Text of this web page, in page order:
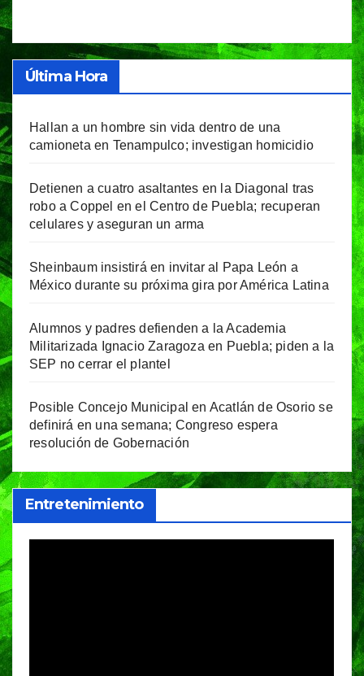
Última Hora
Hallan a un hombre sin vida dentro de una
camioneta en Tenampulco; investigan homicidio
Detienen a cuatro asaltantes en la Diagonal tras
robo a Coppel en el Centro de Puebla; recuperan
celulares y aseguran un arma
Sheinbaum insistirá en invitar al Papa León a
México durante su próxima gira por América Latina
Alumnos y padres defienden a la Academia
Militarizada Ignacio Zaragoza en Puebla; piden a la
SEP no cerrar el plantel
Posible Concejo Municipal en Acatlán de Osorio se
definirá en una semana; Congreso espera
resolución de Gobernación
Entretenimiento